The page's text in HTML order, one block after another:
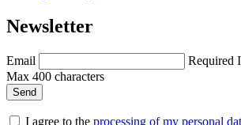
Newsletter
Email Required
Max 400 characters
I agree to the processing of my personal